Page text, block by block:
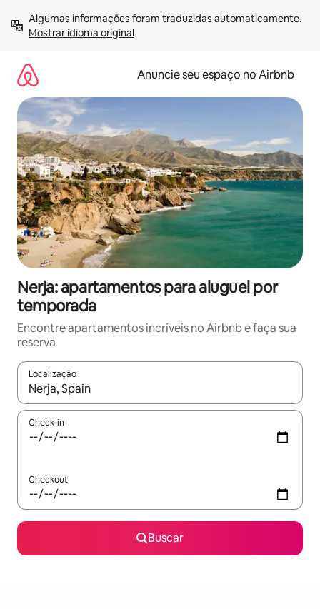
para
Mostrar idioma original
Anuncie seu espaço no Airbnb
Nerja: apartamentos para aluguel por
temporada
Encontre apartamentos incríveis no Airbnb e faça sua
reserva
Localização
Quando os resultados estiverem disponíveis, explore-os
Check-in
Checkout
Buscar